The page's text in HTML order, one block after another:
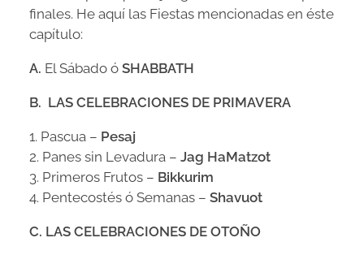
finales. He aquí las Fiestas mencionadas en éste
capítulo:
A. El Sábado ó SHABBATH
B. LAS CELEBRACIONES DE PRIMAVERA
1. Pascua – Pesaj
2. Panes sin Levadura – Jag HaMatzot
3. Primeros Frutos – Bikkurim
4. Pentecostés ó Semanas – Shavuot
C. LAS CELEBRACIONES DE OTOÑO